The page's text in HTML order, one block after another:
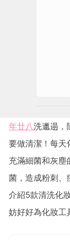
年廿八洗邋遢，
要做清潔！每天
充滿細菌和灰塵
菌，造成粉刺、
介紹5款清洗化
妨好好為化妝工